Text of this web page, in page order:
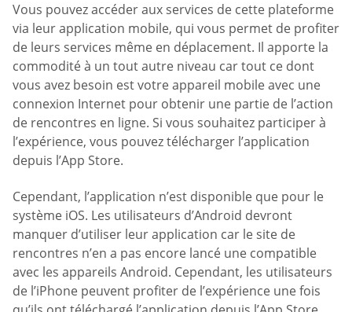
Vous pouvez accéder aux services de cette plateforme
via leur application mobile, qui vous permet de profiter
de leurs services même en déplacement. Il apporte la
commodité à un tout autre niveau car tout ce dont
vous avez besoin est votre appareil mobile avec une
connexion Internet pour obtenir une partie de l’action
de rencontres en ligne. Si vous souhaitez participer à
l’expérience, vous pouvez télécharger l’application
depuis l’App Store.
Cependant, l’application n’est disponible que pour le
système iOS. Les utilisateurs d’Android devront
manquer d’utiliser leur application car le site de
rencontres n’en a pas encore lancé une compatible
avec les appareils Android. Cependant, les utilisateurs
de l’iPhone peuvent profiter de l’expérience une fois